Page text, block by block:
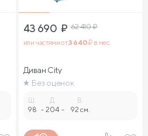
43 690 ₽ 62 410₽
или частями от3 640₽ в мес.
Диван City
Без оценок
Ш.
98 -
Д.
204 -
В.
92 см.